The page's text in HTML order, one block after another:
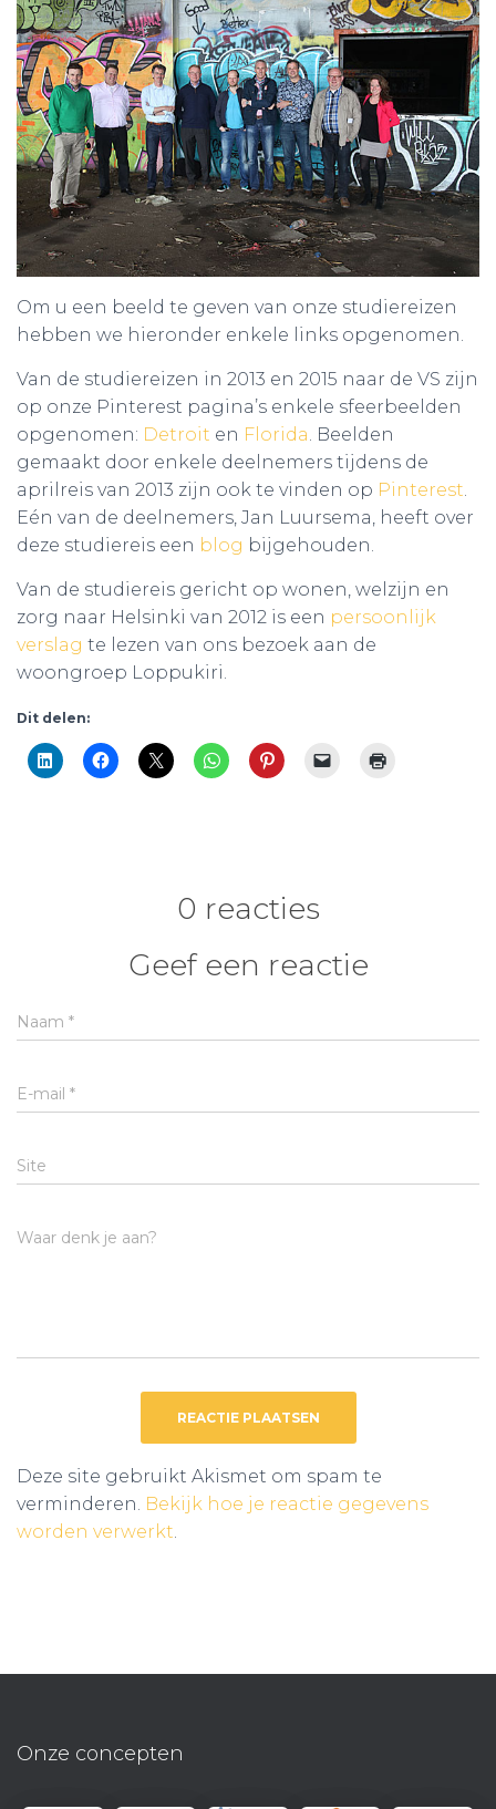
Om u een beeld te geven van onze studiereizen
hebben we hieronder enkele links opgenomen.
Van de studiereizen in 2013 en 2015 naar de VS zijn
op onze Pinterest pagina’s enkele sfeerbeelden
opgenomen: Detroit en Florida. Beelden
gemaakt door enkele deelnemers tijdens de
aprilreis van 2013 zijn ook te vinden op Pinterest.
Eén van de deelnemers, Jan Luursema, heeft over
deze studiereis een blog bijgehouden.
Van de studiereis gericht op wonen, welzijn en
zorg naar Helsinki van 2012 is een persoonlijk
verslag te lezen van ons bezoek aan de
woongroep Loppukiri.
Dit delen:
0 reacties
Geef een reactie
Naam *
E-mail *
Site
Waar denk je aan?
Deze site gebruikt Akismet om spam te
verminderen. Bekijk hoe je reactie gegevens
worden verwerkt.
Onze concepten